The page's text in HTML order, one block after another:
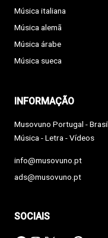
Música italiana
Música alemã
Música árabe
Música sueca
INFORMAÇÃO
Musovuno Portugal - Brasil
Música - Letra - Vídeos
info@musovuno.pt
ads@musovuno.pt
SOCIAIS